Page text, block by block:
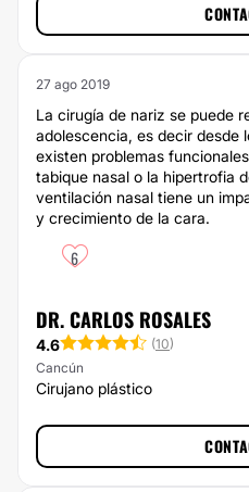
27 ago 2019
La cirugía de nariz se puede
adolescencia, es decir desde
existen problemas
tabique nasal o la hipertrofia
ventilación nasal tiene un
y crecimiento de la cara.
6
DR. CARLOS ROSALES
4.6 (10)
Cancún
Cirujano plástico